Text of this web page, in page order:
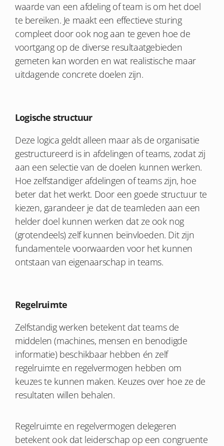
waarde van een afdeling of team is om het doel
te bereiken. Je maakt een effectieve sturing
compleet door ook nog aan te geven hoe de
voortgang op de diverse resultaatgebieden
gemeten kan worden en wat realistische maar
uitdagende concrete doelen zijn.
Logische structuur
Deze logica geldt alleen maar als de organisatie
gestructureerd is in afdelingen of teams, zodat zij
aan een selectie van de doelen kunnen werken.
Hoe zelfstandiger afdelingen of teams zijn, hoe
beter dat het werkt. Door een goede structuur te
kiezen, garandeer je dat de teamleden aan een
helder doel kunnen werken dat ze ook nog
(grotendeels) zelf kunnen beïnvloeden. Dit zijn
fundamentele voorwaarden voor het kunnen
ontstaan van eigenaarschap in teams.
Regelruimte
Zelfstandig werken betekent dat teams de
middelen (machines, mensen en benodigde
informatie) beschikbaar hebben én zelf
regelruimte en regelvermogen hebben om
keuzes te kunnen maken. Keuzes over hoe ze de
resultaten willen behalen.
Regelruimte en regelvermogen delegeren
betekent ook dat leiderschap op een congruente